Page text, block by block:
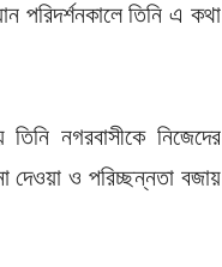
পরিদর্শনকালে তিনি এ কথা
নগরবাসীকে নিজেদের
দেওয়া ও পরিচ্ছন্নতা বজায়